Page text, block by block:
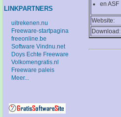
en ASF
Website:
Download:
LINKPARTNERS
uitrekenen.nu
Freeware-startpagina
freeonline.be
Software Vindnu.net
Doys Echte Freeware
Volkomengratis.nl
Freeware paleis
Meer...